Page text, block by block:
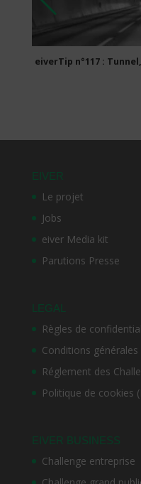
eiverTip n°117 :
EIVER
Le projet
Jobs
eiver Media kit
Parutions Presse
LEGAL
Règles de
Conditions générales
Réglement des
Politique de cookies
EIVER BUSINESS
Challenge entreprise